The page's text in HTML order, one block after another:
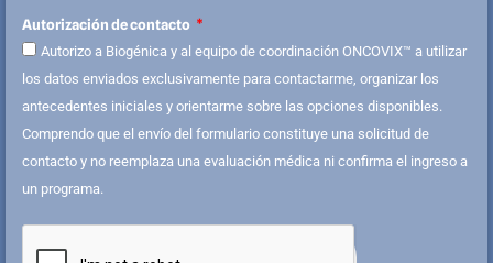
Autorización de contacto
Autorizo a Biogénica y al equipo de coordinación ONCOVIX™ a utilizar
los datos enviados exclusivamente para contactarme, organizar los
antecedentes iniciales y orientarme sobre las opciones disponibles.
Comprendo que el envío del formulario constituye una solicitud de
contacto y no reemplaza una evaluación médica ni confirma el ingreso a
un programa.